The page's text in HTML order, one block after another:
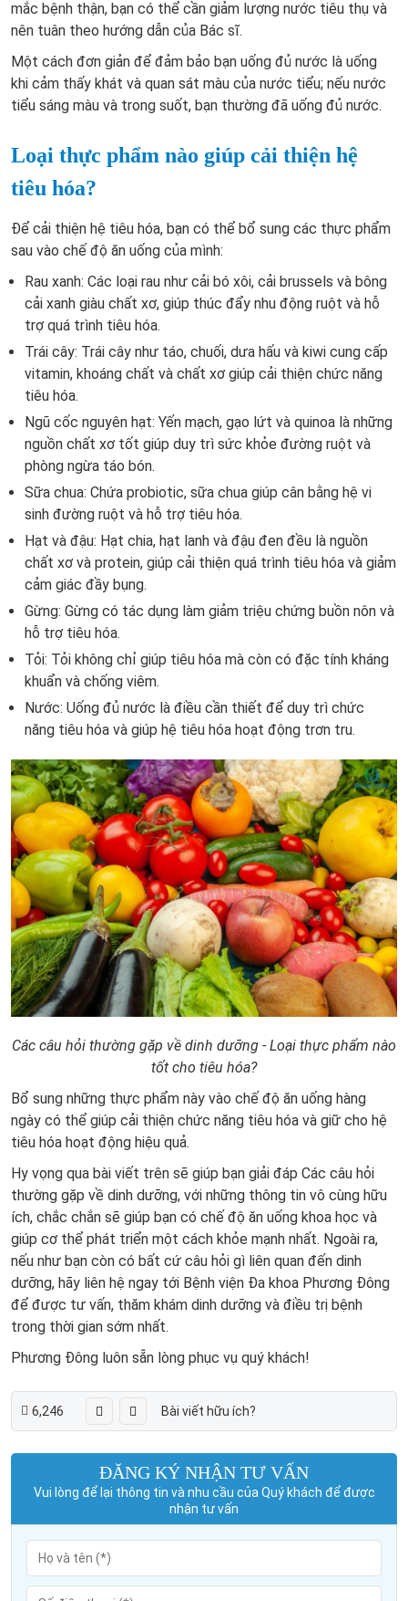
mắc bệnh thận, bạn có thể cần giảm lượng nước tiêu thụ và
nên tuân theo hướng dẫn của Bác sĩ.
Một cách đơn giản để đảm bảo bạn uống đủ nước là uống
khi cảm thấy khát và quan sát màu của nước tiểu; nếu nước
tiểu sáng màu và trong suốt, bạn thường đã uống đủ nước.
Loại thực phẩm nào giúp cải thiện hệ
tiêu hóa?
Để cải thiện hệ tiêu hóa, bạn có thể bổ sung các thực phẩm
sau vào chế độ ăn uống của mình:
Rau xanh: Các loại rau như cải bó xôi, cải brussels và bông
cải xanh giàu chất xơ, giúp thúc đẩy nhu động ruột và hỗ
trợ quá trình tiêu hóa.
Trái cây: Trái cây như táo, chuối, dưa hấu và kiwi cung cấp
vitamin, khoáng chất và chất xơ giúp cải thiện chức năng
tiêu hóa.
Ngũ cốc nguyên hạt: Yến mạch, gạo lứt và quinoa là những
nguồn chất xơ tốt giúp duy trì sức khỏe đường ruột và
phòng ngừa táo bón.
Sữa chua: Chứa probiotic, sữa chua giúp cân bằng hệ vi
sinh đường ruột và hỗ trợ tiêu hóa.
Hạt và đậu: Hạt chia, hạt lanh và đậu đen đều là nguồn
chất xơ và protein, giúp cải thiện quá trình tiêu hóa và giảm
cảm giác đầy bụng.
Gừng: Gừng có tác dụng làm giảm triệu chứng buồn nôn và
hỗ trợ tiêu hóa.
Tỏi: Tỏi không chỉ giúp tiêu hóa mà còn có đặc tính kháng
khuẩn và chống viêm.
Nước: Uống đủ nước là điều cần thiết để duy trì chức
năng tiêu hóa và giúp hệ tiêu hóa hoạt động trơn tru.
Các câu hỏi thường gặp về dinh dưỡng - Loại thực phẩm nào
tốt cho tiêu hóa?
Bổ sung những thực phẩm này vào chế độ ăn uống hàng
ngày có thể giúp cải thiện chức năng tiêu hóa và giữ cho hệ
tiêu hóa hoạt động hiệu quả.
Hy vọng qua bài viết trên sẽ giúp bạn giải đáp Các câu hỏi
thường gặp về dinh dưỡng, với những thông tin vô cùng hữu
ích, chắc chắn sẽ giúp bạn có chế độ ăn uống khoa học và
giúp cơ thể phát triển một cách khỏe mạnh nhất. Ngoài ra,
nếu như bạn còn có bất cứ câu hỏi gì liên quan đến dinh
dưỡng, hãy liên hệ ngay tới Bệnh viện Đa khoa Phương Đông
để được tư vấn, thăm khám dinh dưỡng và điều trị bệnh
trong thời gian sớm nhất.
Phương Đông luôn sẵn lòng phục vụ quý khách!
6,246 Bài viết hữu ích?
ĐĂNG KÝ NHẬN TƯ VẤN
Vui lòng để lại thông tin và nhu cầu của Quý khách để được
nhận tư vấn